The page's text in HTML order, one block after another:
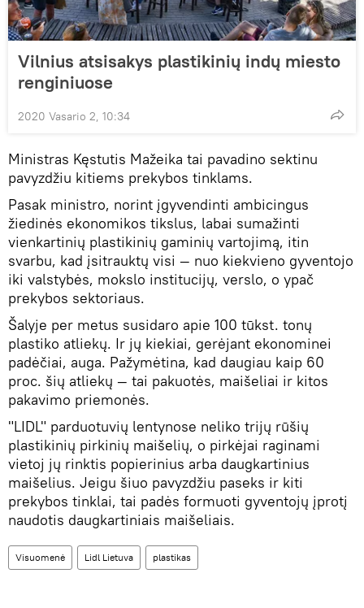
Vilnius atsisakys plastikinių indų miesto
renginiuose
2020 Vasario 2, 10:34
Ministras Kęstutis Mažeika tai pavadino sektinu
pavyzdžiu kitiems prekybos tinklams.
Pasak ministro, norint įgyvendinti ambicingus
žiedinės ekonomikos tikslus, labai sumažinti
vienkartinių plastikinių gaminių vartojimą, itin
svarbu, kad įsitrauktų visi — nuo kiekvieno gyventojo
iki valstybės, mokslo institucijų, verslo, o ypač
prekybos sektoriaus.
Šalyje per metus susidaro apie 100 tūkst. tonų
plastiko atliekų. Ir jų kiekiai, gerėjant ekonominei
padėčiai, auga. Pažymėtina, kad daugiau kaip 60
proc. šių atliekų — tai pakuotės, maišeliai ir kitos
pakavimo priemonės.
"LIDL" parduotuvių lentynose neliko trijų rūšių
plastikinių pirkinių maišelių, o pirkėjai raginami
vietoj jų rinktis popierinius arba daugkartinius
maišelius. Jeigu šiuo pavyzdžiu paseks ir kiti
prekybos tinklai, tai padės formuoti gyventojų įprotį
naudotis daugkartiniais maišeliais.
Visuomenė Lidl Lietuva plastikas